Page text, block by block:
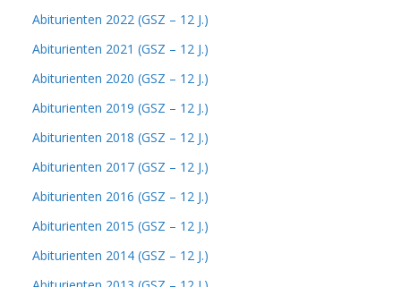
Abiturienten 2022 (GSZ – 12 J.)
Abiturienten 2021 (GSZ – 12 J.)
Abiturienten 2020 (GSZ – 12 J.)
Abiturienten 2019 (GSZ – 12 J.)
Abiturienten 2018 (GSZ – 12 J.)
Abiturienten 2017 (GSZ – 12 J.)
Abiturienten 2016 (GSZ – 12 J.)
Abiturienten 2015 (GSZ – 12 J.)
Abiturienten 2014 (GSZ – 12 J.)